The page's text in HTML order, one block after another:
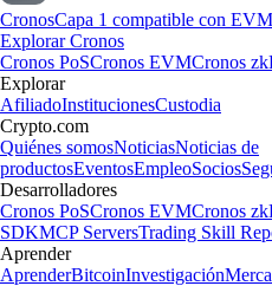
CronosCapa 1 compatible con EVM
Explorar Cronos
Cronos PoSCronos EVMCronos
Explorar
AfiliadoInstitucionesCustodia
Crypto.com
Quiénes somosNoticiasNoticias de
productosEventosEmpleoSocios
Desarrolladores
Cronos PoSCronos EVMCronos
SDKMCP ServersTrading Skill
Aprender
AprenderBitcoinInvestigación